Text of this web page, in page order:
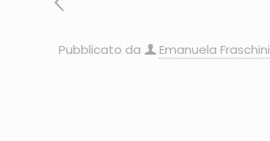
Pubblicato da Emanuela Fraschini